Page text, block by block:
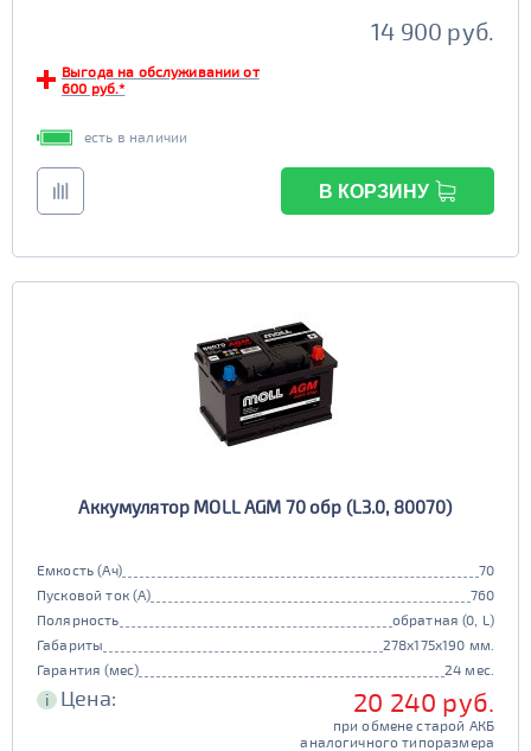
14 900 руб.
Выгода на обслуживании от
600 руб.*
есть в наличии
В КОРЗИНУ
Аккумулятор MOLL AGM 70 обр (L3.0, 80070)
Емкость (Ач)
70
Пусковой ток (А)
760
Полярность
обратная (0, L)
Габариты
278x175x190 мм.
Гарантия (мес)
24 мес.
i Цена: 20 240 руб.
при обмене старой АКБ
аналогичного типоразмера